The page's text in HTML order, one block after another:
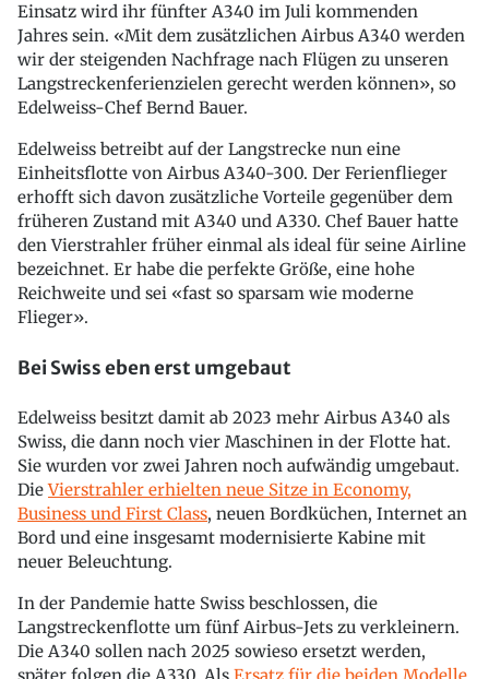
Einsatz wird ihr fünfter A340 im Juli kommenden
Jahres sein. «Mit dem zusätzlichen Airbus A340 werden
wir der steigenden Nachfrage nach Flügen zu unseren
Langstreckenferienzielen gerecht werden können», so
Edelweiss-Chef Bernd Bauer.
Edelweiss betreibt auf der Langstrecke nun eine
Einheitsflotte von Airbus A340-300. Der Ferienflieger
erhofft sich davon zusätzliche Vorteile gegenüber dem
früheren Zustand mit A340 und A330. Chef Bauer hatte
den Vierstrahler früher einmal als ideal für seine Airline
bezeichnet. Er habe die perfekte Größe, eine hohe
Reichweite und sei «fast so sparsam wie moderne
Flieger».
Bei Swiss eben erst umgebaut
Edelweiss besitzt damit ab 2023 mehr Airbus A340 als
Swiss, die dann noch vier Maschinen in der Flotte hat.
Sie wurden vor zwei Jahren noch aufwändig umgebaut.
DieVierstrahler erhielten neue Sitze in Economy,
Business und First Class, neuen Bordküchen, Internet an
Bord und eine insgesamt modernisierte Kabine mit
neuer Beleuchtung.
In der Pandemie hatte Swiss beschlossen, die
Langstreckenflotte um fünf Airbus-Jets zu verkleinern.
Die A340 sollen nach 2025 sowieso ersetzt werden,